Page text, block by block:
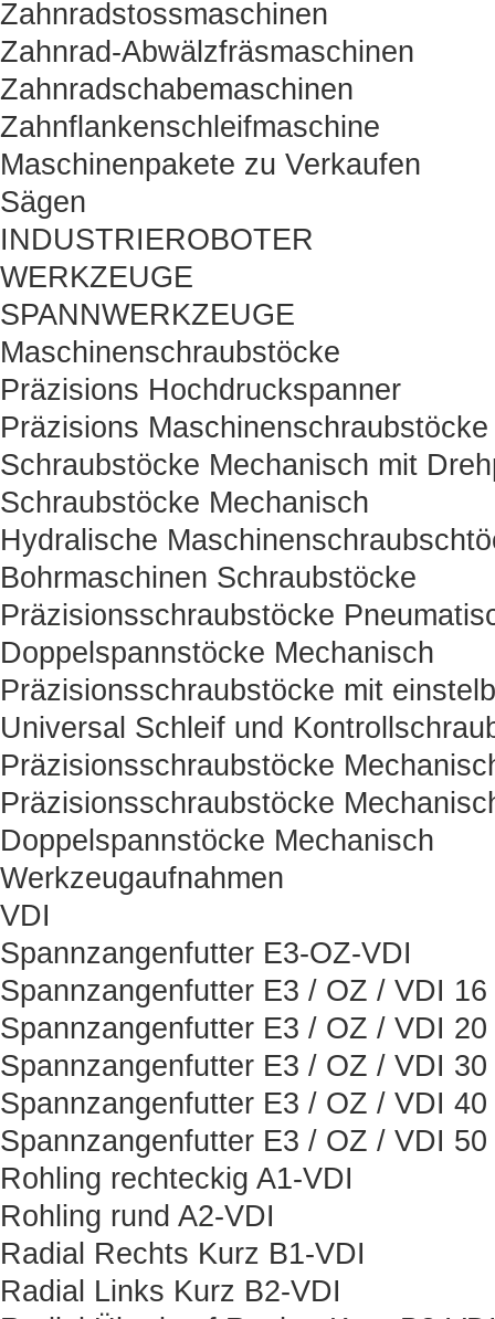
Zahnradstossmaschinen
Zahnrad-Abwälzfräsmaschinen
Zahnradschabemaschinen
Zahnflankenschleifmaschine
Maschinenpakete zu Verkaufen
Sägen
INDUSTRIEROBOTER
WERKZEUGE
SPANNWERKZEUGE
Maschinenschraubstöcke
Präzisions Hochdruckspanner
Präzisions Maschinenschraubstöcke
Schraubstöcke Mechanisch mit
Schraubstöcke Mechanisch
Hydralische
Bohrmaschinen Schraubstöcke
Präzisionsschraubstöcke
Doppelspannstöcke Mechanisch
Präzisionsschraubstöcke mit
Universal Schleif und
Präzisionsschraubstöcke
Präzisionsschraubstöcke
Doppelspannstöcke Mechanisch
Werkzeugaufnahmen
VDI
Spannzangenfutter E3-OZ-VDI
Spannzangenfutter E3 / OZ / VDI 16
Spannzangenfutter E3 / OZ / VDI 20
Spannzangenfutter E3 / OZ / VDI 30
Spannzangenfutter E3 / OZ / VDI 40
Spannzangenfutter E3 / OZ / VDI 50
Rohling rechteckig A1-VDI
Rohling rund A2-VDI
Radial Rechts Kurz B1-VDI
Radial Links Kurz B2-VDI